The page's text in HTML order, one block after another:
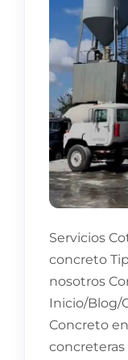
Servicios
concreto
nosotros
Inicio/Blog/
Concreto